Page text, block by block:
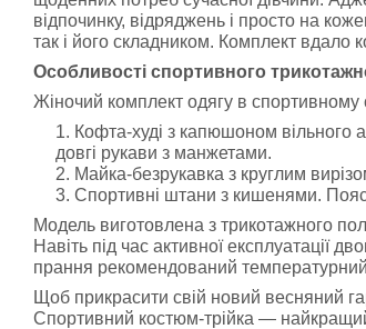
відпочинку, відряджень і просто на
так і його складником. Комплект вдало
Особливості спортивного
Жіночий комплект одягу в спортивному
Кофта-худі з капюшоном вільного
довгі рукави з манжетами.
Майка-безрукавка з круглим
Спортивні штани з кишенями.
Модель виготовлена з трикотажного
Навіть під час активної експлуатації
прання рекомендований
Щоб прикрасити свій новий весняний
Спортивний костюм-трійка —